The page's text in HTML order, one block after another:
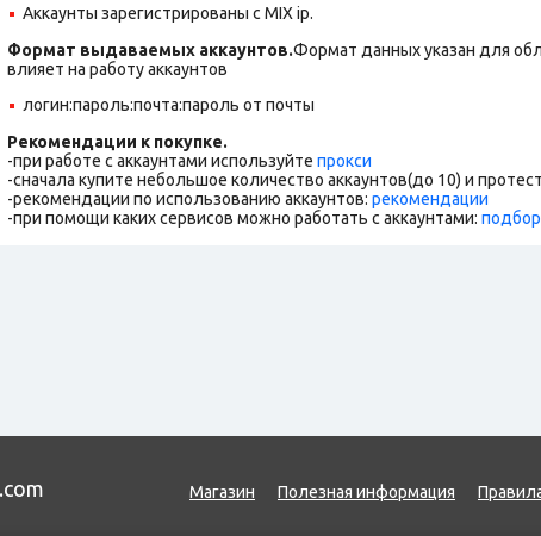
Аккаунты зарегистрированы с MIX ip.
Формат выдаваемых аккаунтов.Формат данных указан для
влияет на работу аккаунтов
логин:пароль:почта:пароль от почты
Рекомендации к покупке.
-при работе с аккаунтами используйте прокси
-сначала купите небольшое количество аккаунтов(до 10) и
-рекомендации по использованию аккаунтов: рекомендации
-при помощи каких сервисов можно работать с аккаунтами:
Магазин Полезная информация